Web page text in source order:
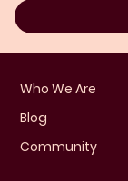
Who We Are
Blog
Community